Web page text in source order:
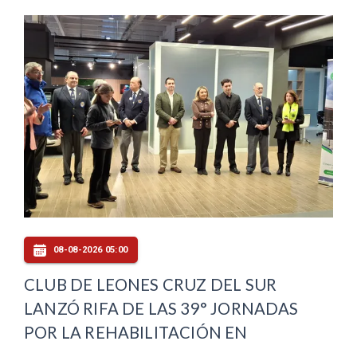
08-08-2026 05:00
CLUB DE LEONES CRUZ DEL SUR
LANZÓ RIFA DE LAS 39° JORNADAS
POR LA REHABILITACIÓN EN